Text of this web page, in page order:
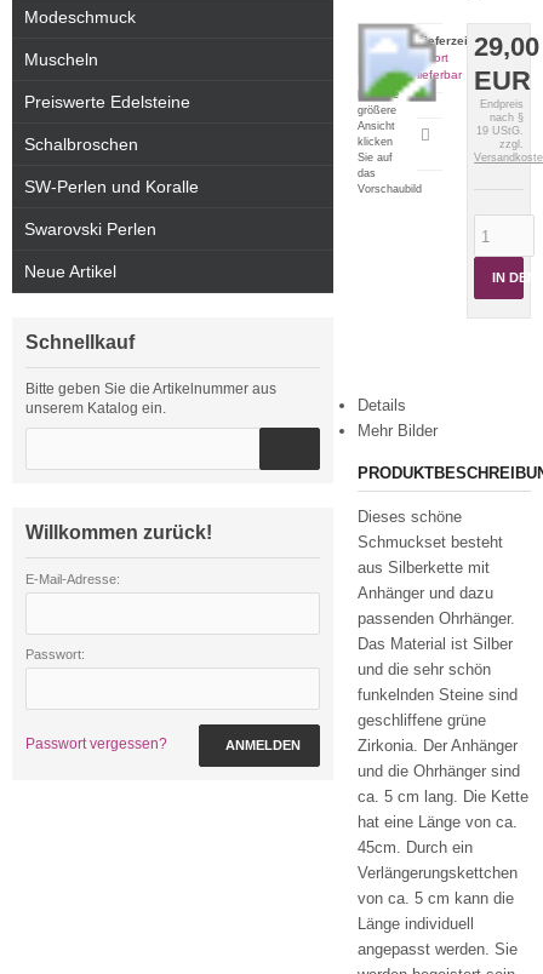
Für eine
größere
Ansicht
klicken
Sie auf
das
Vorschaubild
29,00
EUR
Endpreis
nach §
19 UStG.
zzgl.
IN DEN
Lieferzeit:
sofort
lieferbar
Artikeldatenblatt
drucken
Details
Mehr Bilder
Dieses schöne
Schmuckset besteht
aus Silberkette mit
Anhänger und dazu
passenden Ohrhänger.
Das Material ist Silber
und die sehr schön
funkelnden Steine sind
geschliffene grüne
Zirkonia. Der Anhänger
und die Ohrhänger sind
ca. 5 cm lang. Die Kette
hat eine Länge von ca.
45cm. Durch ein
Verlängerungskettchen
von ca. 5 cm kann die
Länge individuell
angepasst werden. Sie
Modeschmuck
Muscheln
Preiswerte Edelsteine
Schalbroschen
SW-Perlen und Koralle
Swarovski Perlen
Neue Artikel
Schnellkauf
Bitte geben Sie die Artikelnummer aus
unserem Katalog ein.
Willkommen zurück!
E-Mail-Adresse:
Passwort:
Passwort vergessen? ANMELDEN